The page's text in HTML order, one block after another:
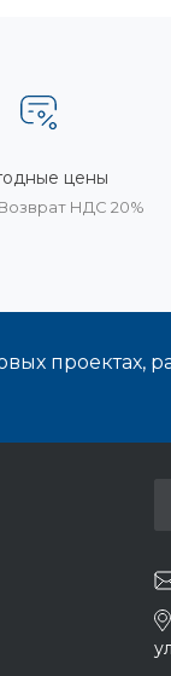
цены
НДС 20%
проектах,